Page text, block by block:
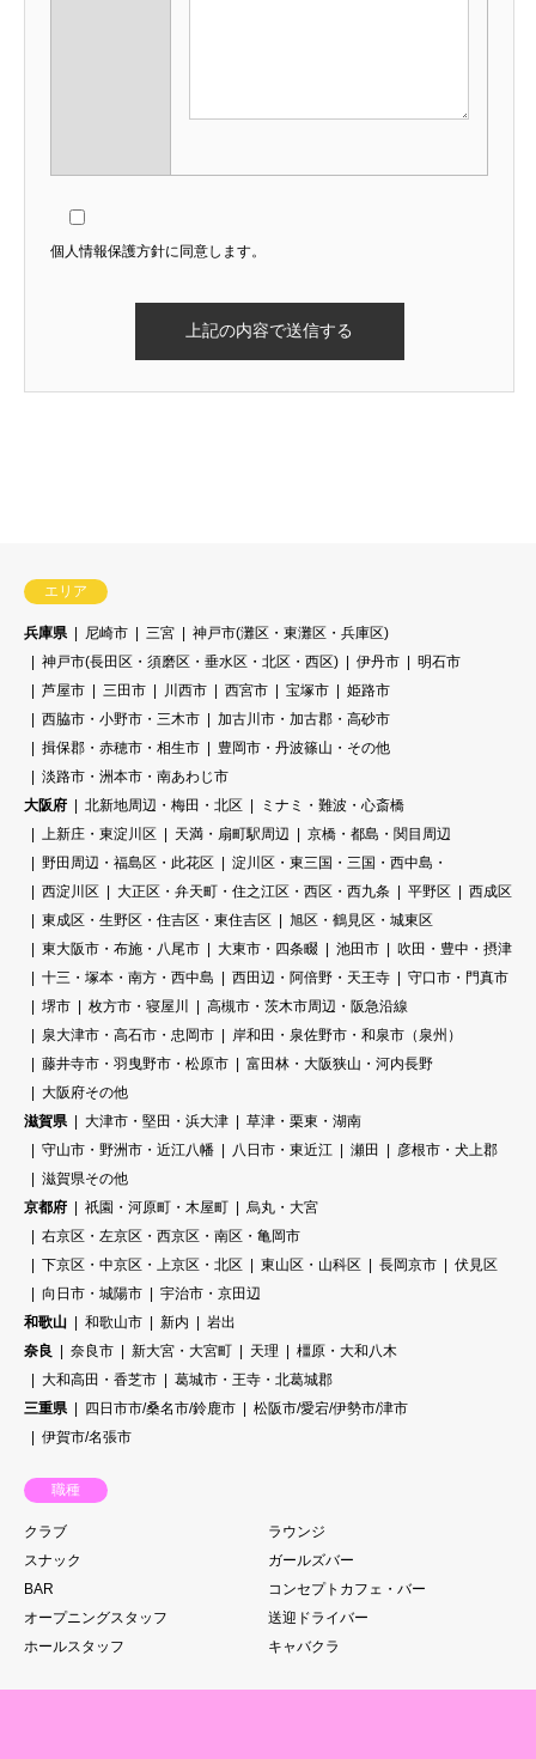
個人情報保護方針に同意します。
エリア
兵庫県 尼崎市 三宮
神戸市(灘区・東灘区・兵庫区)
神戸市(長田区・須磨区・垂水区・北区・西区)
伊丹市
明石市
芦屋市
三田市 川西市 西宮市 宝塚市
姫路市
西脇市・小野市・三木市
加古川市・加古郡・高砂市
揖保郡・赤穂市・相生市
豊岡市・丹波篠山・その他
淡路市・洲本市・南あわじ市
大阪府
北新地周辺・梅田・北区
ミナミ・難波・心斎橋
上新庄・東淀川区
天満・扇町駅周辺
京橋・都島・関目周辺
野田周辺・福島区・此花区
淀川区・東三国・三国・西中島・
西淀川区
大正区・弁天町・住之江区・西区・西九条 平野区
西成区
東成区・生野区・住吉区・東住吉区
旭区・鶴見区・城東区
東大阪市・布施・八尾市
大東市・四条畷 池田市
吹田・豊中・摂津
十三・塚本・南方・西中島
西田辺・阿倍野・天王寺
守口市・門真市
堺市
枚方市・寝屋川
高槻市・茨木市周辺・阪急沿線
泉大津市・高石市・忠岡市
岸和田・泉佐野市・和泉市（泉州）
藤井寺市・羽曳野市・松原市
富田林・大阪狭山・河内長野
大阪府その他
滋賀県
大津市・堅田・浜大津
草津・栗東・湖南
守山市・野洲市・近江八幡
八日市・東近江 瀬田
彦根市・犬上郡
滋賀県その他
京都府
祇園・河原町・木屋町
烏丸・大宮
右京区・左京区・西京区・南区・亀岡市
下京区・中京区・上京区・北区
東山区・山科区 長岡京市
伏見区
向日市・城陽市
宇治市・京田辺
和歌山
和歌山市 新内
岩出
奈良
奈良市 新大宮・大宮町 天理
橿原・大和八木
大和高田・香芝市
葛城市・王寺・北葛城郡
三重県
四日市市/桑名市/鈴鹿市
松阪市/愛宕/伊勢市/津市
伊賀市/名張市
職種
クラブ
ラウンジ
スナック
ガールズバー
BAR
コンセプトカフェ・バー
オープニングスタッフ
送迎ドライバー
ホールスタッフ
キャバクラ